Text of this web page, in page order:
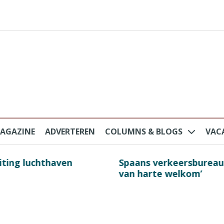
ADVERTEREN COLUMNS & BLOGS
na protesten massatoerisme: ‘Nederlandse